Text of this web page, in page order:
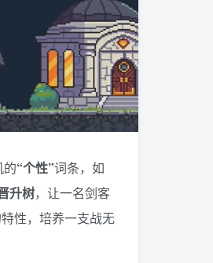
的“个性”词条，如
升树，让一名剑客
性，培养一支战无